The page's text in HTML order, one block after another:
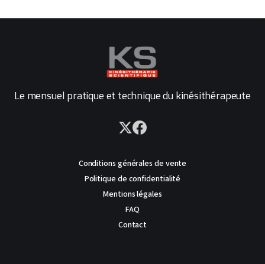
Le mensuel pratique et technique du kinésithérapeute
Conditions générales de vente
Politique de confidentialité
Mentions légales
FAQ
Contact